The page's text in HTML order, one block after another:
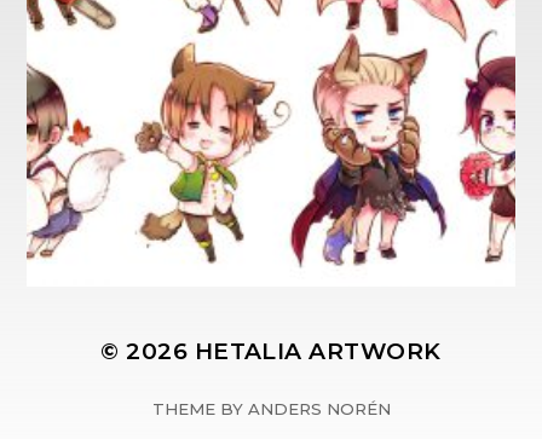
© 2026 HETALIA ARTWORK
THEME BY ANDERS NORÉN